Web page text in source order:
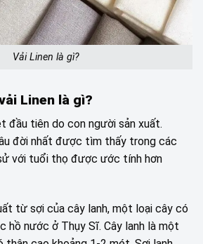
Vải Linen là gì?
Linen là gì?
đầu tiên do con người sản xuất.
đời nhất được tìm thấy trong các
với tuổi thọ được ước tính hơn
từ sợi của cây lanh, một loại cây có
hồ nước ở Thụy Sĩ. Cây lanh là một